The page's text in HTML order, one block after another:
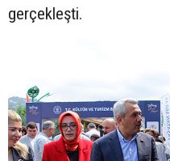
gerçekleşti.